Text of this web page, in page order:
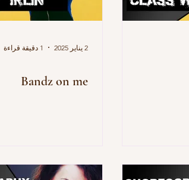
2 يناير 2025 1 دقيقة قراءة
Bandz on me